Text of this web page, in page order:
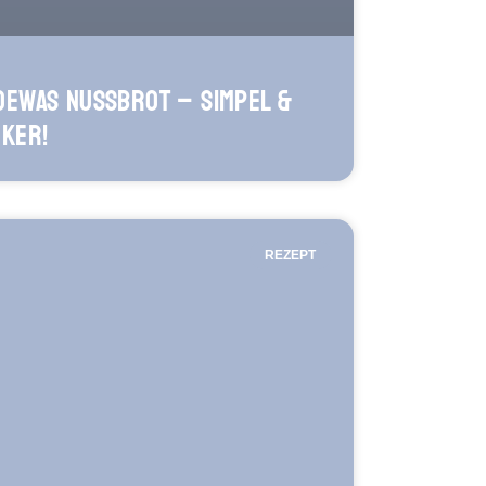
Nussbrot – simpel &
REZEPT